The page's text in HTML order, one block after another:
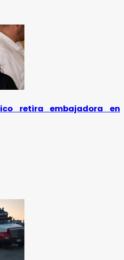
retira embajadora en